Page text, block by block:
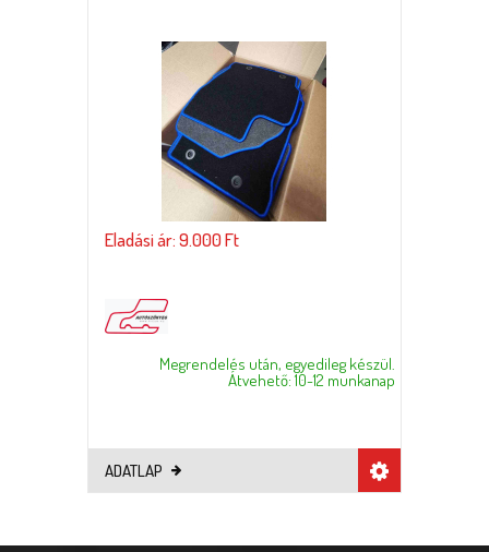
Eladási ár: 9.000 Ft
Megrendelés után, egyedileg készül.
Átvehető: 10-12 munkanap
ADATLAP